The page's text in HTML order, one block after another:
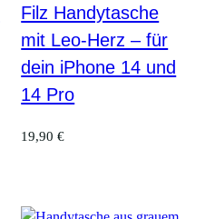
Filz Handytasche
mit Leo-Herz – für
dein iPhone 14 und
14 Pro
19,90€